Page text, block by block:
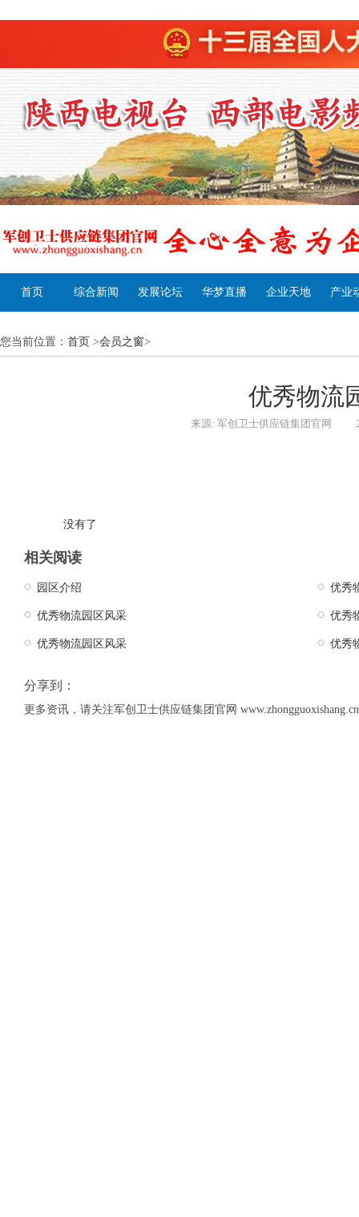
首页 综合新闻 发展论坛 华梦直播 企业天地 产业
您当前位置： 首页 >会员之窗>
优秀物流
来源: 军创卫士供应链集团官网
没有了
相关阅读
园区介绍 优秀
优秀物流园区风采 优秀
优秀物流园区风采 优秀
分享到：
更多资讯，请关注军创卫士供应链集团官网 www.zhongguoxishang.cn